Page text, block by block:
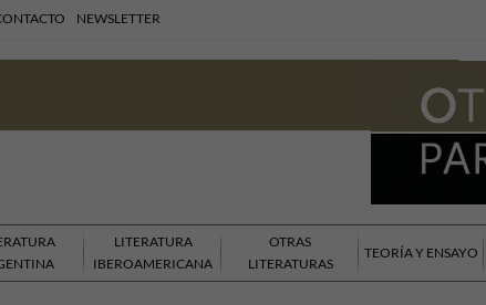
NEWSLETTER
LITERATURA
IBEROAMERICANA
OTRAS
LITERATURAS
TEORÍA Y ENSAYO